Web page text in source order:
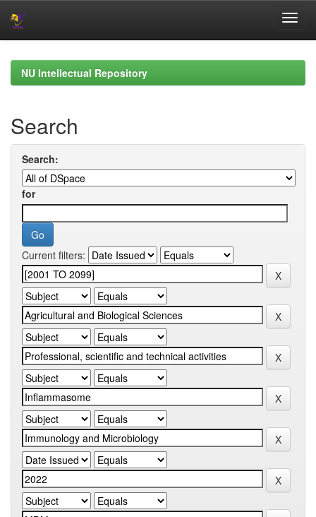
navigationNU Intellectual Repository
Search
Search:
for
Current filters: